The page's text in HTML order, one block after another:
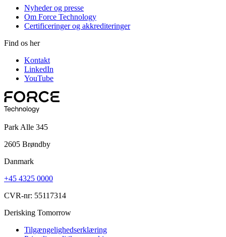
Nyheder og presse
Om Force Technology
Certificeringer og akkrediteringer
Find os her
Kontakt
LinkedIn
YouTube
Park Alle 345
2605 Brøndby
Danmark
+45 4325 0000
CVR-nr: 55117314
Derisking Tomorrow
Tilgængelighedserklæring